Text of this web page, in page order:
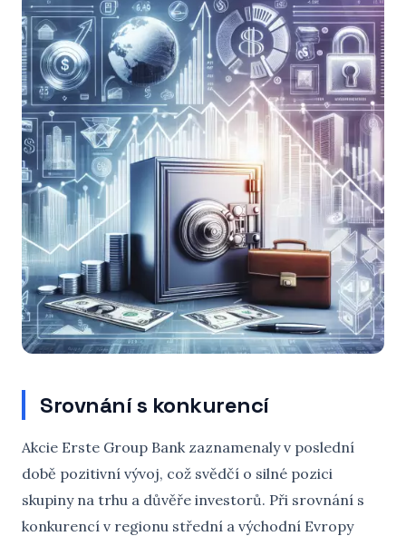
Srovnání s konkurencí
Akcie Erste Group Bank zaznamenaly v poslední
době pozitivní vývoj, což svědčí o silné pozici
skupiny na trhu a důvěře investorů. Při srovnání s
konkurencí v regionu střední a východní Evropy